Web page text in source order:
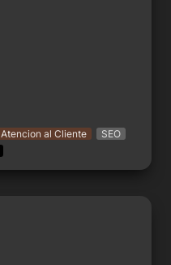
Atencion al Cliente
SEO